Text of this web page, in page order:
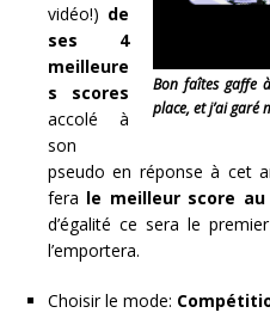
Bon faîtes gaffe
place, et j’ai garé
vidéo!) de
ses 4
meilleure
s scores
accolé à
son
pseudo en réponse à cet
fera le meilleur score
d’égalité ce sera le
l’emportera.
Choisir le mode: